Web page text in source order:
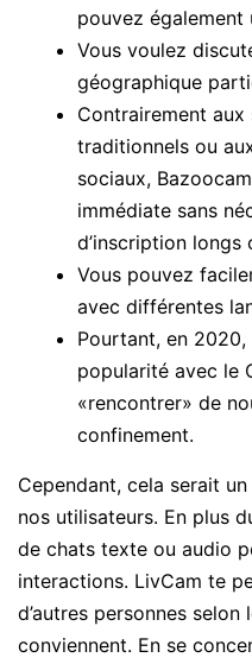
pouvez
Vous voulez
géographique
Contrairement
traditionnels ou
sociaux,
immédiate sans
d’inscription longs
Vous pouvez
avec différentes
Pourtant, en
popularité avec le
«rencontrer» de
confinement.
Cependant, cela serait
nos utilisateurs. En plus
de chats texte ou audio
interactions. LivCam te
d’autres personnes
conviennent. En se